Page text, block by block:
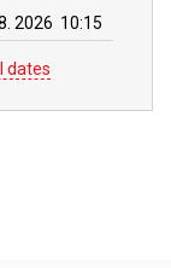
2026 10:15
dates